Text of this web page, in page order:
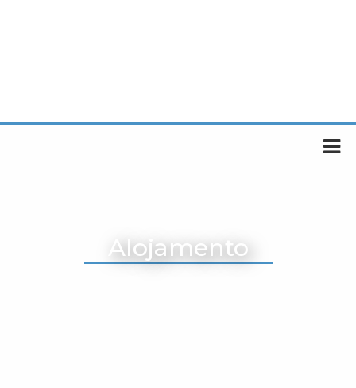
Alojamento